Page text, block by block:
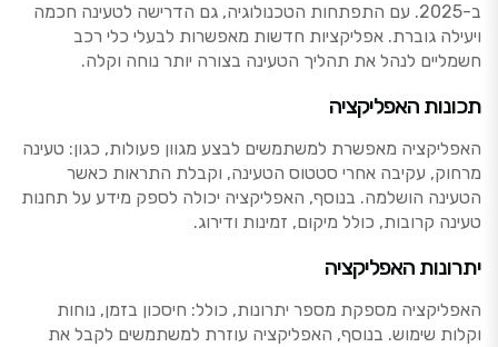
ב-2025. עם התפתחות הטכנולוגיה, גם הדרישה לטעינה חכמה
ויעילה גוברת. אפליקציות חדשות מאפשרות לבעלי כלי רכב
חשמליים לנהל את תהליך הטעינה בצורה יותר נוחה וקלה.
תכונות האפליקציה
האפליקציה מאפשרת למשתמשים לבצע מגוון פעולות, כגון: טעינה
מרחוק, עקיבה אחרי סטטוס הטעינה, וקבלת התראות כאשר
הטעינה הושלמה. בנוסף, האפליקציה יכולה לספק מידע על תחנות
טעינה קרובות, כולל מיקום, זמינות ודירוג.
יתרונות האפליקציה
האפליקציה מספקת מספר יתרונות, כולל: חיסכון בזמן, נוחות
וקלות שימוש. בנוסף, האפליקציה עוזרת למשתמשים לקבל את